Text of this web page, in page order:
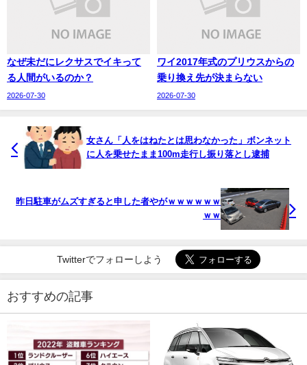
なぜ未だにレクサスでイキって
る人間がいるのか？
2026-07-30
ワイ2017年式のプリウスからの
乗り換え先が決まらない
2026-07-30
女さん「人をはねたとは思わなかった」ボンネット
に人を乗せたまま100m走行し振り落とし逮捕
昨日駐車がムズすぎると申した者やがｗｗｗｗｗｗ
ｗｗ
Twitterでフォローしよう
おすすめの記事